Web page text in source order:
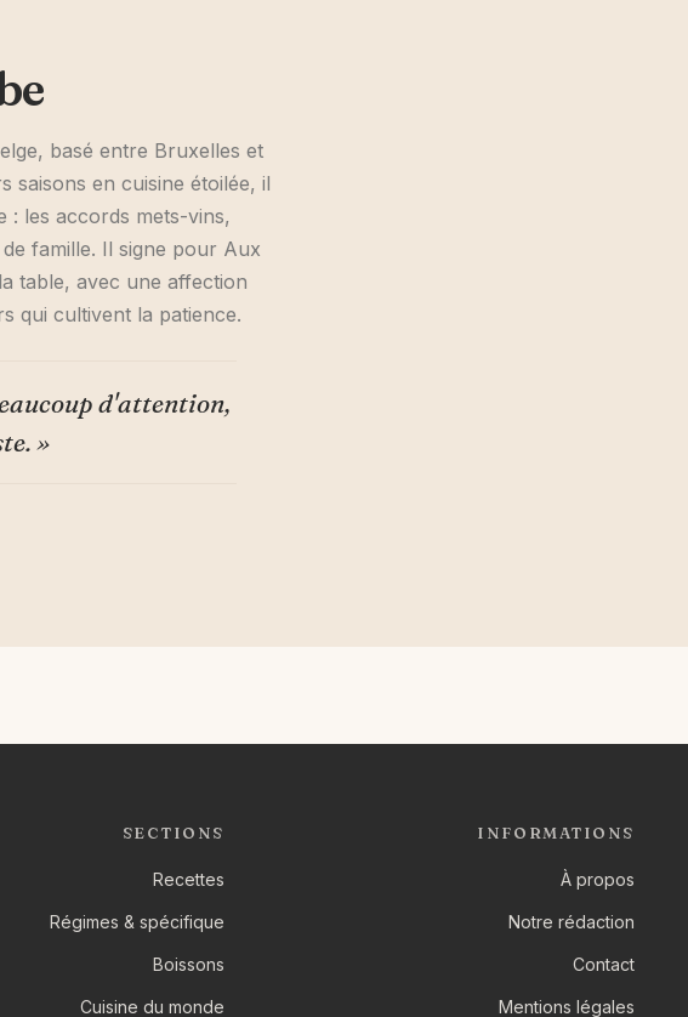
basé entre Bruxelles et
saisons en cuisine étoilée, il
: les accords mets-vins,
famille. Il signe pour Aux
table, avec une affection
qui cultivent la patience.
d'attention,
»
SECTIONS
Recettes
Régimes & spécifique
Boissons
Cuisine du monde
INFORMATIONS
À propos
Notre rédaction
Contact
Mentions légales